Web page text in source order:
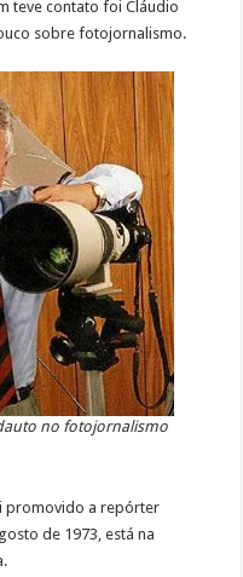
teve contato foi Cláudio
sobre fotojornalismo.
no fotojornalismo
promovido a repórter
de 1973, está na